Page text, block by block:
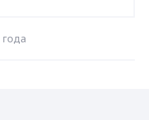
года